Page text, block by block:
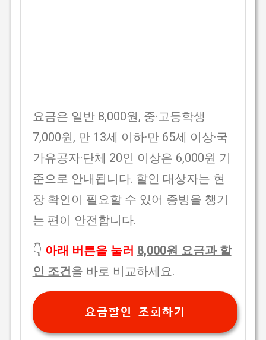
요금은 일반 8,000원, 중·고등학생
7,000원, 만 13세 이하·만 65세 이상·국
가유공자·단체 20인 이상은 6,000원 기
준으로 안내됩니다. 할인 대상자는 현
장 확인이 필요할 수 있어 증빙을 챙기
는 편이 안전합니다.
👇 아래 버튼을 눌러 8,000원 요금과 할
인 조건을 바로 비교하세요.
요금할인 조회하기